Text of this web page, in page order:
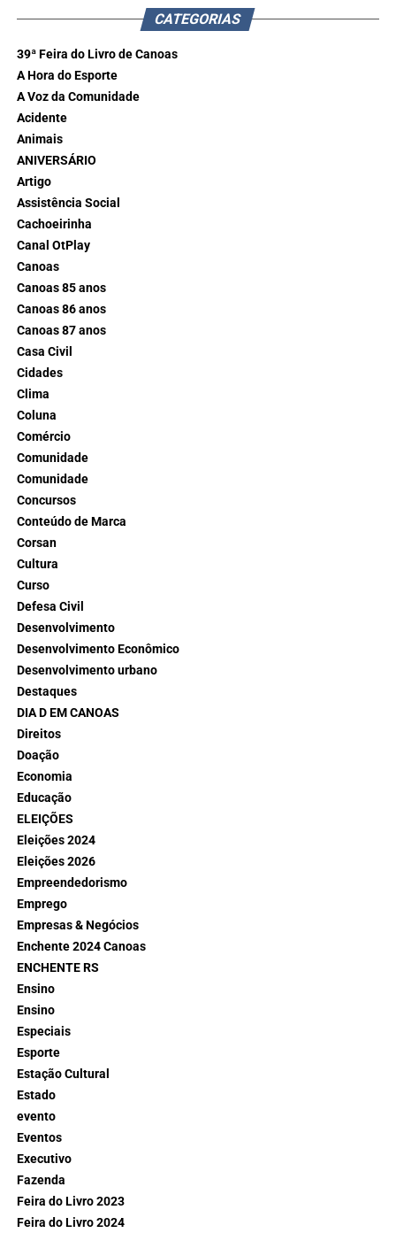
CATEGORIAS
39ª Feira do Livro de Canoas
A Hora do Esporte
A Voz da Comunidade
Acidente
Animais
ANIVERSÁRIO
Artigo
Assistência Social
Cachoeirinha
Canal OtPlay
Canoas
Canoas 85 anos
Canoas 86 anos
Canoas 87 anos
Casa Civil
Cidades
Clima
Coluna
Comércio
Comunidade
Comunidade
Concursos
Conteúdo de Marca
Corsan
Cultura
Curso
Defesa Civil
Desenvolvimento
Desenvolvimento Econômico
Desenvolvimento urbano
Destaques
DIA D EM CANOAS
Direitos
Doação
Economia
Educação
ELEIÇÕES
Eleições 2024
Eleições 2026
Empreendedorismo
Emprego
Empresas & Negócios
Enchente 2024 Canoas
ENCHENTE RS
Ensino
Ensino
Especiais
Esporte
Estação Cultural
Estado
evento
Eventos
Executivo
Fazenda
Feira do Livro 2023
Feira do Livro 2024